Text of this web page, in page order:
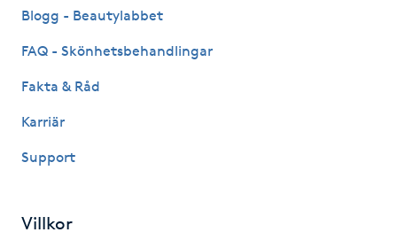
IR-massage
Japansk massage
K
Blogg - Beautylabbet
FAQ - Skönhetsbehandlingar
Fakta & Råd
Karriär
Support
Villkor